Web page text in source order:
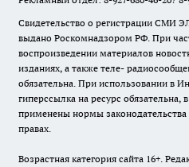
Свидетельство о регистрации СМИ
выдано Роскомнадзором РФ. При
воспроизведении материалов
изданиях, а также теле-
обязательна. При использовании в
гиперссылка на ресурс обязательна,
применены нормы
правах.
Возрастная категория сайта 16+.